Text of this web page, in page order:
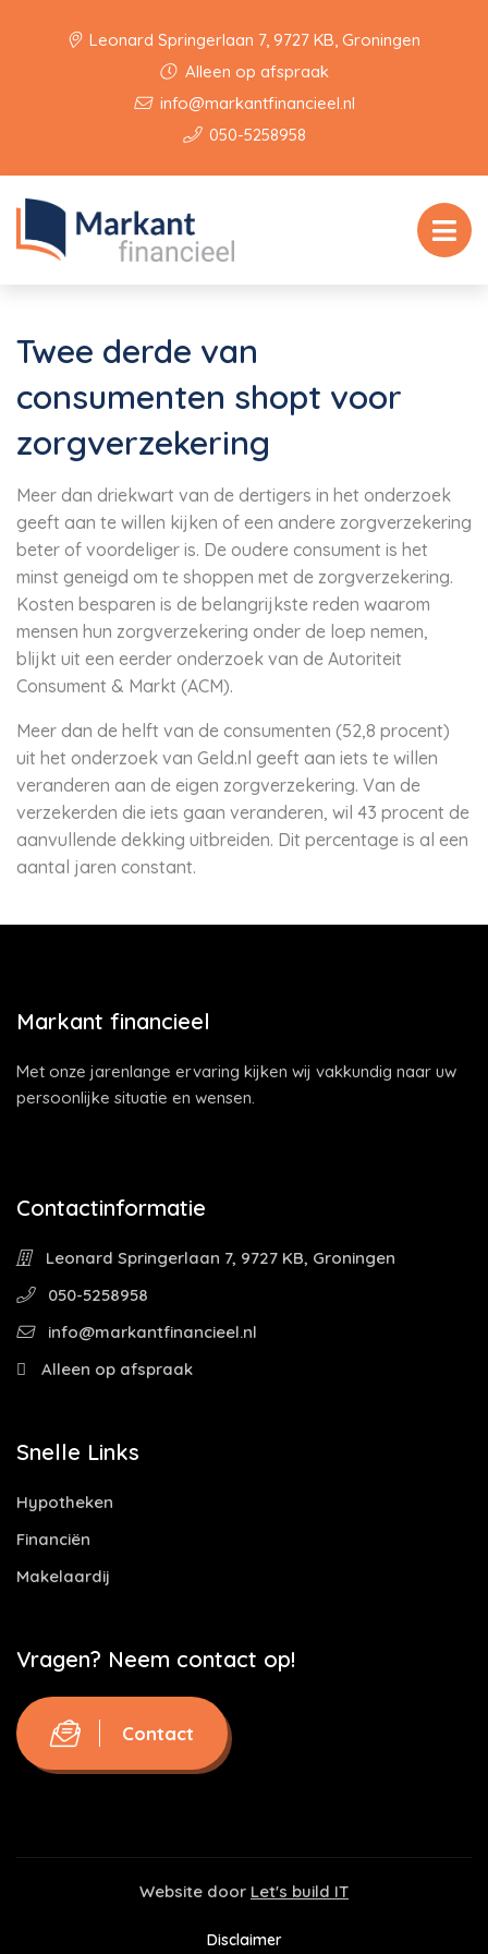
Leonard Springerlaan 7, 9727 KB, Groningen
Alleen op afspraak
info@markantfinancieel.nl
050-5258958
Twee derde van
consumenten shopt voor
zorgverzekering
Meer dan driekwart van de dertigers in het onderzoek
geeft aan te willen kijken of een andere zorgverzekering
beter of voordeliger is. De oudere consument is het
minst geneigd om te shoppen met de zorgverzekering.
Kosten besparen is de belangrijkste reden waarom
mensen hun zorgverzekering onder de loep nemen,
blijkt uit een eerder onderzoek van de Autoriteit
Consument & Markt (ACM).
Meer dan de helft van de consumenten (52,8 procent)
uit het onderzoek van Geld.nl geeft aan iets te willen
veranderen aan de eigen zorgverzekering. Van de
verzekerden die iets gaan veranderen, wil 43 procent de
aanvullende dekking uitbreiden. Dit percentage is al een
aantal jaren constant.
Markant financieel
Met onze jarenlange ervaring kijken wij vakkundig naar uw
persoonlijke situatie en wensen.
Contactinformatie
Leonard Springerlaan 7, 9727 KB, Groningen
050-5258958
info@markantfinancieel.nl
Alleen op afspraak
Snelle Links
Hypotheken
Financiën
Makelaardij
Vragen? Neem contact op!
Contact
Website door Let's build IT
Disclaimer